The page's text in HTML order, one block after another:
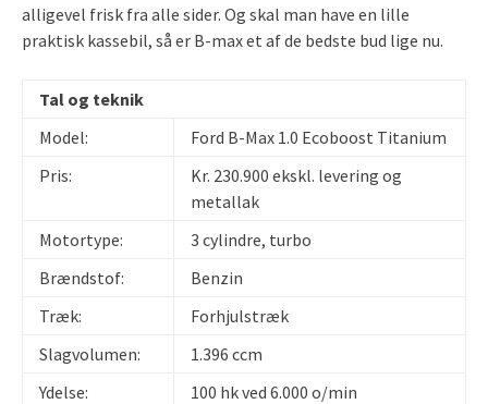
alligevel frisk fra alle sider. Og skal man have en lille
praktisk kassebil, så er B-max et af de bedste bud lige nu.
Tal og teknik
Model:
Ford B-Max 1.0 Ecoboost Titanium
Pris:
Kr. 230.900 ekskl. levering og
metallak
Motortype:
3 cylindre, turbo
Brændstof:
Benzin
Træk:
Forhjulstræk
Slagvolumen:
1.396 ccm
Ydelse:
100 hk ved 6.000 o/min